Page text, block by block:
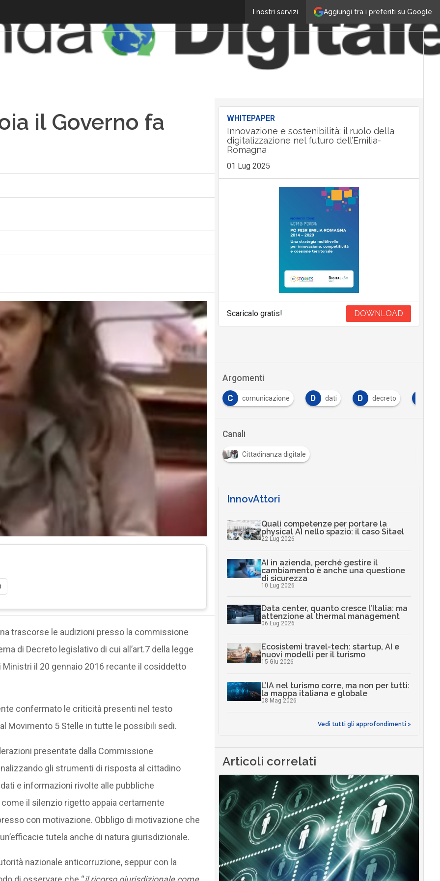
Aggiungi tra i preferiti su Google
I nostri servizi
il Governo fa
trascorse le audizioni presso la commissione
di Decreto legislativo di cui all’art.7 della legge
il 20 gennaio 2016 recante il cosiddetto
confermato le criticità presenti nel testo
Movimento 5 Stelle in tutte le possibili sedi.
presentate dalla Commissione
gli strumenti di risposta al cittadino
e informazioni rivolte alle pubbliche
il silenzio rigetto appaia certamente
con motivazione. Obbligo di motivazione che
tutela anche di natura giurisdizionale.
nazionale anticorruzione, seppur con la
WHITEPAPER
Innovazione e sostenibilità: il ruolo della
digitalizzazione nel futuro dell’Emilia-
Romagna
01 Lug 2025
Scaricalo gratis! DOWNLOAD
Argomenti
cittadini C cittadino C comunicazione D dati D decreto
Canali
Cittadinanza digitale
InnovAttori
Quali competenze per portare la
physical AI nello spazio: il caso Sitael
22 Lug 2026
AI in azienda, perché gestire il
cambiamento è anche una questione
di sicurezza
10 Lug 2026
Data center, quanto cresce l’Italia: ma
attenzione al thermal management
06 Lug 2026
Ecosistemi travel-tech: startup, AI e
nuovi modelli per il turismo
15 Giu 2026
L’IA nel turismo corre, ma non per tutti:
la mappa italiana e globale
08 Mag 2026
Vedi tutti gli approfondimenti >
Articoli correlati